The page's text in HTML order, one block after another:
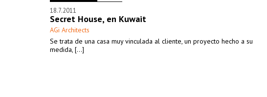
18.7.2011
Secret House, en Kuwait
AGi Architects
Se trata de una casa muy vinculada al cliente, un proyecto hecho a su
medida, [...]